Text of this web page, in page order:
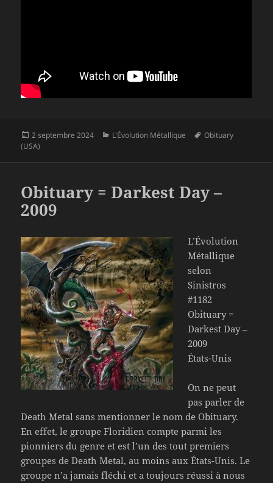
Publié
le
2 septembre 2024 Catégories
L'Évolution Métallique
Mots-
Obituary
(USA)
Obituary = Darkest Day –
2009
L’Évolution
Métallique
selon
Sinistros
#1182
Obituary =
Darkest Day –
2009
États-Unis
On ne peut
pas parler de
Death Metal sans mentionner le nom de Obituary.
En effet, le groupe Floridien compte parmi les
pionniers du genre et est l’un des tout premiers
groupes de Death Metal, au moins aux États-Unis. Le
groupe n’a jamais fléchi et a toujours réussi à nous